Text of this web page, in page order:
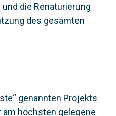
die Renaturierung
des gesamten
genannten Projekts
höchsten gelegene